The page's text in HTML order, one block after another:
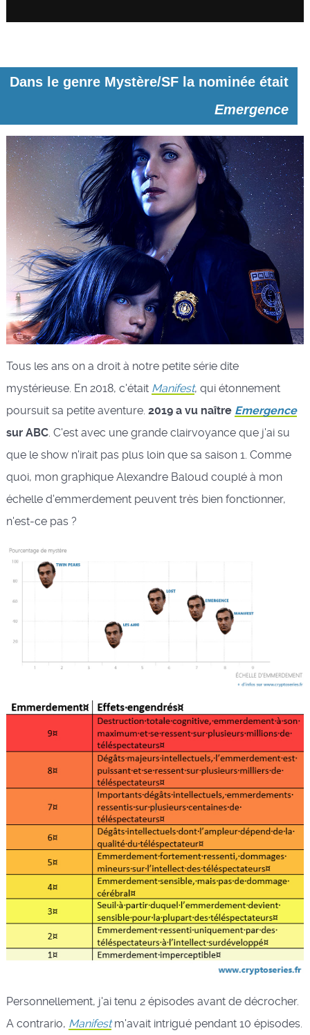
Dans le genre Mystère/SF la nominée était
Emergence
Tous les ans on a droit à notre petite série dite
mystérieuse. En 2018, c'était Manifest, qui étonnement
poursuit sa petite aventure. 2019 a vu naître Emergence
sur ABC. C'est avec une grande clairvoyance que j'ai su
que le show n'irait pas plus loin que sa saison 1. Comme
quoi, mon graphique Alexandre Baloud couplé à mon
échelle d'emmerdement peuvent très bien fonctionner,
n'est-ce pas ?
Personnellement, j'ai tenu 2 épisodes avant de décrocher.
A contrario, Manifestm'avait intrigué pendant 10 épisodes.